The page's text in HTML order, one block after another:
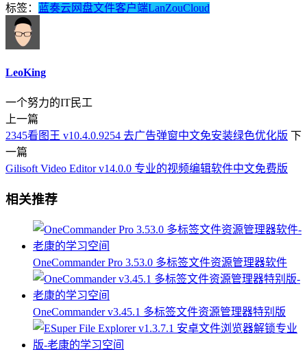
标签：
蓝奏云网盘文件客户端LanZouCloud
LeoKing
一个努力的IT民工
上一篇
2345看图王 v10.4.0.9254 去广告弹窗中文免安装绿色优化版 下
一篇
Gilisoft Video Editor v14.0.0 专业的视频编辑软件中文免费版
相关推荐
OneCommander Pro 3.53.0 多标签文件资源管理器软件
OneCommander v3.45.1 多标签文件资源管理器特别版